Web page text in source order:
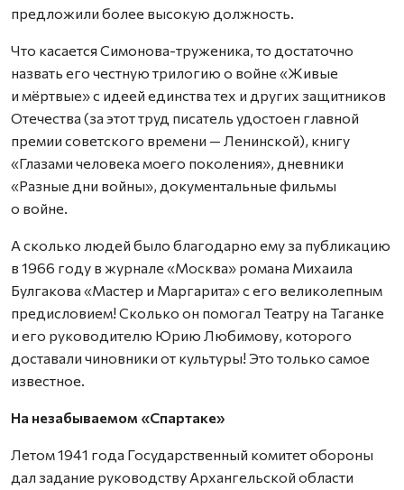
предложили более высокую должность.
Что касается Симонова-труженика, то достаточно
назвать его честную трилогию о войне «Живые
и мёртвые» с идеей единства тех и других защитников
Отечества (за этот труд писатель удостоен главной
премии советского времени — Ленинской), книгу
«Глазами человека моего поколения», дневники
«Разные дни войны», документальные фильмы
о войне.
А сколько людей было благодарно ему за публикацию
в 1966 году в журнале «Москва» романа Михаила
Булгакова «Мастер и Маргарита» с его великолепным
предисловием! Сколько он помогал Театру на Таганке
и его руководителю Юрию Любимову, которого
доставали чиновники от культуры! Это только самое
известное.
На незабываемом «Спартаке»
Летом 1941 года Государственный комитет обороны
дал задание руководству Архангельской области